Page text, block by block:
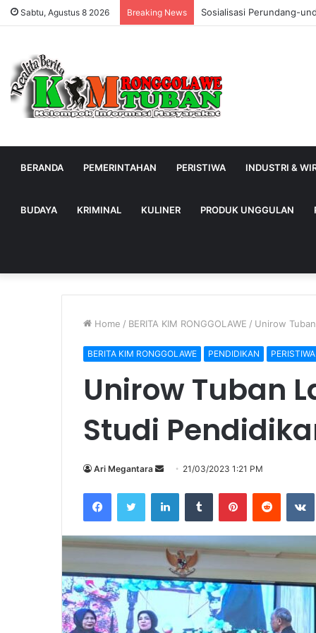
Sabtu, Agustus 8 2026 Breaking News Sosialisasi Perundang-
BERANDA PEMERINTAHAN PERISTIWA INDUSTRI &
BUDAYA KRIMINAL KULINER PRODUK UNGGULAN
Home / BERITA KIM RONGGOLAWE / Unirow
BERITA KIM RONGGOLAWE PENDIDIKAN PERISTIWA
Unirow Tuban
Studi
Ari Megantara
n
d
a
n
m
21/03/2023 1:21 PM